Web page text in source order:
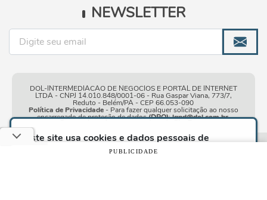
Este site usa cookies e dados pessoais de
acordo com os nossosTermos de Uso e Política
e, ao continuar navegando neste
NEWSLETTER
DOL-INTERMEDIACAO DE NEGOCIOS E PORTAL DE INTERNET
LTDA - CNPJ 14.010.848/0001-06 - Rua Gaspar Viana, 773/7,
Reduto - Belém/PA - CEP 66.053-090
Política de Privacidade- Para fazer qualquer solicitação ao nosso
encarregado de proteção de dados(DPO):lgpd@dol.com.br.
| © Copyright 2010-2026 DOL - Diário
PUBLICIDADE